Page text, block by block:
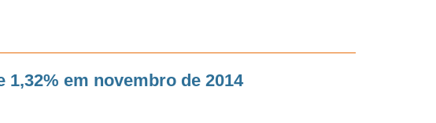
em novembro de 2014